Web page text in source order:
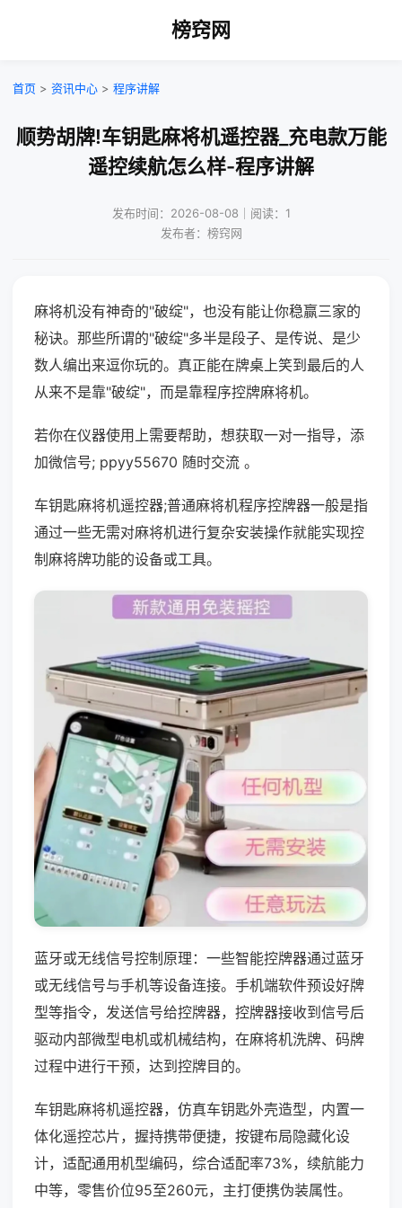
榜窍网
首页 > 资讯中心 > 程序讲解
顺势胡牌!车钥匙麻将机遥控器_充电款万能
遥控续航怎么样-程序讲解
发布时间：2026-08-08｜阅读：1
发布者：榜窍网
麻将机没有神奇的"破绽"，也没有能让你稳赢三家的
秘诀。那些所谓的"破绽"多半是段子、是传说、是少
数人编出来逗你玩的。真正能在牌桌上笑到最后的人
从来不是靠"破绽"，而是靠程序控牌麻将机。
若你在仪器使用上需要帮助，想获取一对一指导，添
加微信号; ppyy55670 随时交流 。
车钥匙麻将机遥控器;普通麻将机程序控牌器一般是指
通过一些无需对麻将机进行复杂安装操作就能实现控
制麻将牌功能的设备或工具。
蓝牙或无线信号控制原理：一些智能控牌器通过蓝牙
或无线信号与手机等设备连接。手机端软件预设好牌
型等指令，发送信号给控牌器，控牌器接收到信号后
驱动内部微型电机或机械结构，在麻将机洗牌、码牌
过程中进行干预，达到控牌目的。
车钥匙麻将机遥控器，仿真车钥匙外壳造型，内置一
体化遥控芯片，握持携带便捷，按键布局隐藏化设
计，适配通用机型编码，综合适配率73%，续航能力
中等，零售价位95至260元，主打便携伪装属性。